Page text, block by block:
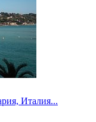
Италия...